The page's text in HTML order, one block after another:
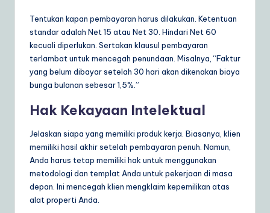
Tentukan kapan pembayaran harus dilakukan. Ketentuan
standar adalah Net 15 atau Net 30. Hindari Net 60
kecuali diperlukan. Sertakan klausul pembayaran
terlambat untuk mencegah penundaan. Misalnya, “Faktur
yang belum dibayar setelah 30 hari akan dikenakan biaya
bunga bulanan sebesar 1,5%.”
Hak Kekayaan Intelektual
Jelaskan siapa yang memiliki produk kerja. Biasanya, klien
memiliki hasil akhir setelah pembayaran penuh. Namun,
Anda harus tetap memiliki hak untuk menggunakan
metodologi dan templat Anda untuk pekerjaan di masa
depan. Ini mencegah klien mengklaim kepemilikan atas
alat properti Anda.